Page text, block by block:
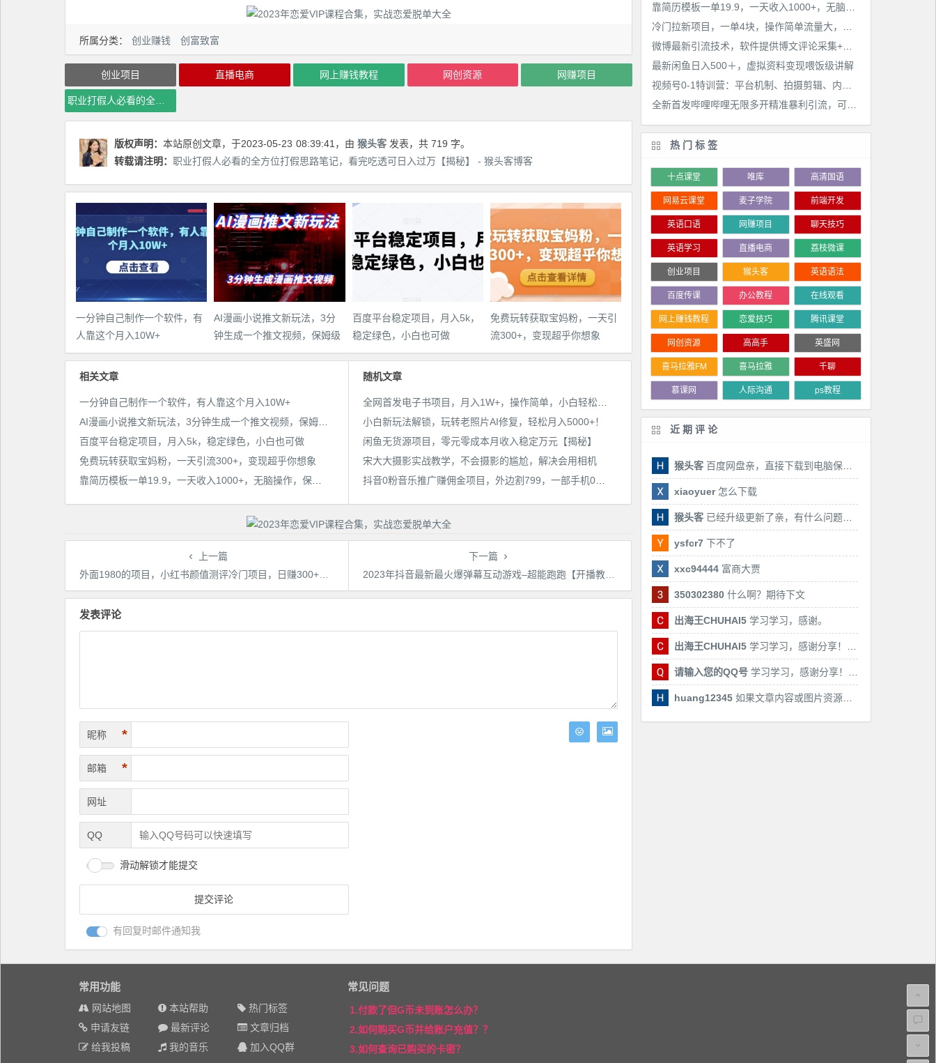
所属分类： 创业赚钱 创富致富
创业项目 直播电商 网上赚钱教程 网创资源 网赚项目
职业打假人必看的全方位打假思路笔记，看完吃透可日入过万【揭秘】
版权声明： 本站原创文章，于2023-05-23 08:39:41，由 猴头客 发表，共 719 字。
转载请注明： 职业打假人必看的全方位打假思路笔记，看完吃透可日入过万【揭秘】 - 猴头客博客
一分钟自己制作一个软件，有
人靠这个月入10W+
AI漫画小说推文新玩法，3分
钟生成一个推文视频，保姆级
教程【配项目操作和软件教
百度平台稳定项目，月入5k，
稳定绿色，小白也可做
免费玩转获取宝妈粉，一天引
流300+，变现超乎你想象
相关文章
一分钟自己制作一个软件，有人靠这个月入10W+
百度平台稳定项目，月入5k，稳定绿色，小白也可做
免费玩转获取宝妈粉，一天引流300+，变现超乎你想象
随机文章
全网首发电子书项目，月入1W+，操作简单，小白轻松上手。送5000+份电子书资料
小白新玩法解锁，玩转老照片AI修复，轻松月入5000+！
闲鱼无货源项目，零元零成本月收入稳定万元【揭秘】
宋大大‮影摄‬实战教学，不会摄影的尴尬，解决会用相机
抖音0粉音乐推广赚佣金项目，外边割799，一部手机0成本就可操作，月入5000+
上一篇
外面1980的项目，小红书颜值测评冷门项目，日赚300+【揭秘】
下一篇
2023年抖音最新最火爆弹幕互动游戏–超能跑跑【开播教程+起号教程+兔费对接报白+一对一咨询服务+直播间搭建指导】
发表评论
昵称 *
邮箱 *
网址
QQ
滑动解锁才能提交
有回复时邮件通知我
微博最新引流技术，软件提供博文评论采集+私信实现精准引流【揭秘】
最新闲鱼日入500＋，虚拟资料变现喂饭级讲解
全新首发哔哩哔哩无限多开精准暴利引流，可无限多开，抗封首发精品脚本
热门标签
十点课堂 唯库 高清国语
网易云课堂 麦子学院 前端开发
英语口语 网赚项目 聊天技巧
英语学习 直播电商 荔枝微课
创业项目 猴头客 英语语法
百度传课 办公教程 在线观看
网上赚钱教程 恋爱技巧 腾讯课堂
网创资源 高高手 英盛网
喜马拉雅FM 喜马拉雅 千聊
慕课网 人际沟通 ps教程
近期评论
猴头客百度网盘亲，直接下载到电脑保存亲，后期有课还会更新
xiaoyuer怎么下载
猴头客已经升级更新了亲，有什么问题随时联系我！
ysfcr7下不了
xxc94444富商大贾
350302380什么啊？期待下文
出海王CHUHAI5学习学习，感谢。
出海王CHUHAI5学习学习，感谢分享！！！
请输入您的QQ号学习学习，感谢分享！！！
huang12345如果文章内容或图片资源失效，请留言反馈，我
常用功能
网站地图 本站帮助
热门标签
申请友链
最新评论
文章归档
给我投稿
我的音乐 加入QQ群
常见问题
1.付款了但G币未到账怎么办？
2.如何购买G币并给账户充值？？
3.如何查询已购买的卡密？